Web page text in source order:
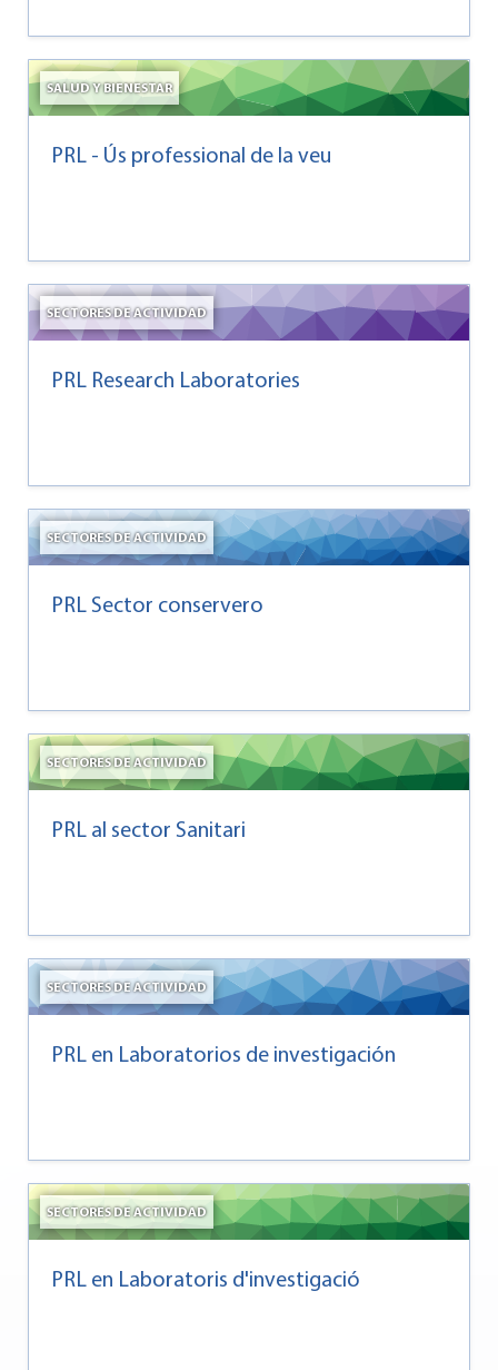
SECTORES DE ACTIVIDAD
PRL en Laboratorios de investigación
SECTORES DE ACTIVIDAD
PRL Sector conservero
SALUD Y BIENESTAR
PRL - Ús professional de la veu
SECTORES DE ACTIVIDAD
PRL en Laboratoris d'investigació
SECTORES DE ACTIVIDAD
PRL al sector Sanitari
SECTORES DE ACTIVIDAD
PRL Research Laboratories